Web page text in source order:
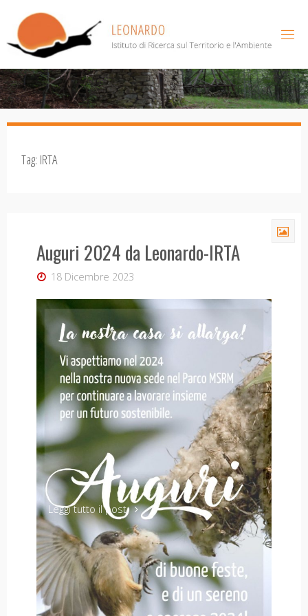
contenuto
Tag: IRTA
XIV Oligo Workshop a Pisa, Polo
Piagge, 10-12 giugno 2026
4 Giugno 2026
Oligo Workshop presso il Polo Piagge a Pisa, 10-12
giugno 2026.
Leggi tutto il post"XIV
Oligo
Workshop
a
Auguri 2024 da Leonardo-IRTA
18 Dicembre 2023